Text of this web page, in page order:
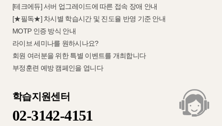
[테크에듀] 서버 업그레이드에 따른 접속 장애 안내
[★필독★] 차시별 학습시간 및 진도율 반영 기준 안내
MOTP 인증 방식 안내
라이브 세미나를 원하시나요?
회원 여러분을 위한 특별 이벤트를 개최합니다
부정훈련 예방 캠페인을 엽니다
학습지원센터
02-3142-4151